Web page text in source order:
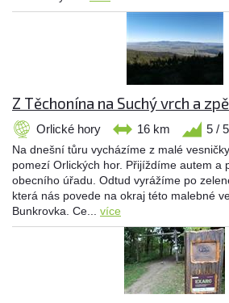
Z Těchonína na Suchý vrch a
Orlické hory 16 km 5 / 5
Na dnešní tůru vycházíme z malé
pomezí Orlických hor. Přijíždíme autem a
obecního úřadu. Odtud vyrážíme po
která nás povede na okraj této malebné
Bunkrovka. Ce... více